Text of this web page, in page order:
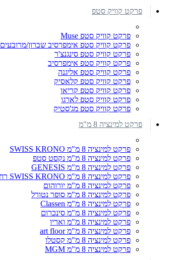
פרקט קוויק סטפ
פרקט קוויק סטפ Muse
פרקט קוויק סטפ אימפרסיב שברון/מרובעים
פרקט קוויק סטפ סינגנצ'ר
פרקט קוויק סטפ אימפרסיב
פרקט קוויק סטפ אליגנה
פרקט קוויק סטפ קלאסיק
פרקט קוויק סטפ קריאו
פרקט קוויק סטפ לארגו
פרקט קוויק סטפ מג'סטיק
פרקט למינציה 8 מ"מ
פרקט למינציה 8 מ"מ SWISS KRONO
פרקט למינציה 8 מ"מ נקסט סטפ
פרקט למינציה 8 מ"מ GENESIS
פרקט למינציה 8 מ"מ SWISS KRONO רחב
פרקט למינציה 8 מ"מ יורוהום
פרקט למינציה 8 מ"מ סופר נטורל
פרקט למינציה 8 מ"מ Classen
פרקט למינציה 8 מ"מ סינכרום
פרקט למינציה 8 מ"מ ואריו
פרקט למינציה 8 מ"מ art floor
פרקט למינציה 8 מ"מ קסטלו
פרקט למינציה 8 מ"מ MGM